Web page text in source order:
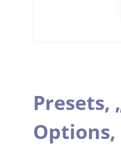
Presets,
Options,